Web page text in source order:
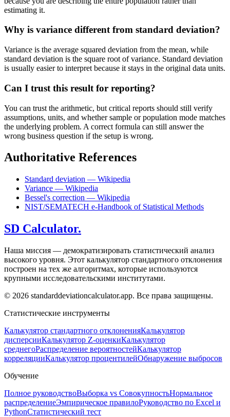
estimating it.
Why is variance different from standard deviation?
Variance is the average squared deviation from the mean, while
standard deviation is the square root of variance. Standard deviation
is usually easier to interpret because it stays in the original data units.
Can I trust this result for reporting?
You can trust the arithmetic, but critical reports should still verify
assumptions, units, and whether sample or population mode matches
the underlying problem. A correct formula can still answer the
wrong business question if the setup is wrong.
Authoritative References
Standard deviation — Wikipedia
Variance — Wikipedia
Bessel's correction — Wikipedia
NIST/SEMATECH e-Handbook of Statistical Methods
SD Calculator.
Наша миссия — демократизировать статистический анализ
высокого уровня. Этот калькулятор стандартного отклонения
построен на тех же алгоритмах, которые используются
крупными исследовательскими институтами.
© 2026 standarddeviationcalculator.app. Все права защищены.
Статистические инструменты
Калькулятор стандартного отклоненияКалькулятор
дисперсииКалькулятор Z-оценкиКалькулятор
среднегоРаспределение вероятностейКалькулятор
корреляцииКалькулятор процентилейОбнаружение выбросов
Обучение
Полное руководствоВыборка vs СовокупностьНормальное
распределениеЭмпирическое правилоРуководство по Excel и
PythonСтатистический тест